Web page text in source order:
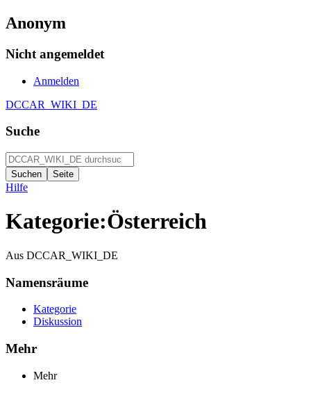
Anonym
Nicht angemeldet
Anmelden
DCCAR_WIKI_DE
Suche
Hilfe
Kategorie:Österreich
Aus DCCAR_WIKI_DE
Namensräume
Kategorie
Diskussion
Mehr
Mehr